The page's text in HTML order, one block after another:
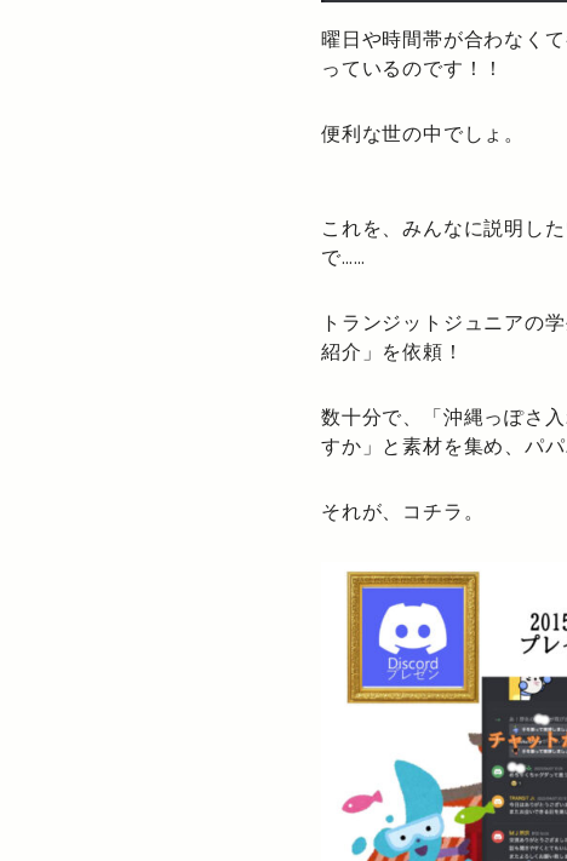
曜日や時間帯が合わなく
っているのです！！
便利な世の中でしょ。
これを、みんなに説明し
で……
トランジットジュニアの
紹介」を依頼！
数十分で、「沖縄っぽさ
すか」と素材を集め、パ
それが、コチラ。